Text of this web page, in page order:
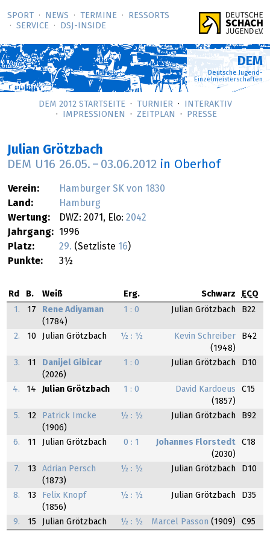
SPORT NEWS TERMINE
RESSORTS
SERVICE
DSJ-­INSIDE
DEM
Deutsche Jugend-
Einzelmeisterschaften
DEM 2012 STARTSEITE TURNIER
INTERAKTIV
IMPRESSIONEN
ZEITPLAN PRESSE
Julian Grötzbach
DEM U16 26.05. – 03.06.2012 in Oberhof
Verein:
Hamburger SK von 1830
Land:
Hamburg
Wertung:
DWZ: 2071, Elo: 2042
Jahrgang:
1996
Platz:
29. (Setzliste 16)
Punkte:
3½
Rd B. Weiß Erg. Schwarz
ECO
1.
17
Rene Adiyaman
(1784)
1 : 0 Julian Grötzbach B22
2. 10 Julian Grötzbach ½ : ½
Kevin Schreiber
(1948)
B42
3. 11
Danijel Gibicar
(2026)
1 : 0 Julian Grötzbach D10
4. 14 Julian Grötzbach 1 : 0
David Kardoeus
(1857)
C15
5. 12
Patrick Imcke
(1906)
½ : ½ Julian Grötzbach B92
6. 11 Julian Grötzbach 0 : 1
Johannes Florstedt
(2030)
C18
7. 13
Adrian Persch
(1873)
½ : ½ Julian Grötzbach D10
8. 13
Felix Knopf
(1856)
½ : ½ Julian Grötzbach D35
9. 15 Julian Grötzbach ½ : ½ Marcel Passon (1909) C95